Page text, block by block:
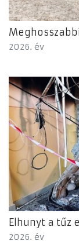
2026. év
Elhunyt a tűz
2026. év